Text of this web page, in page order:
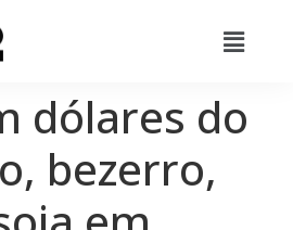
dólares do
bezerro,